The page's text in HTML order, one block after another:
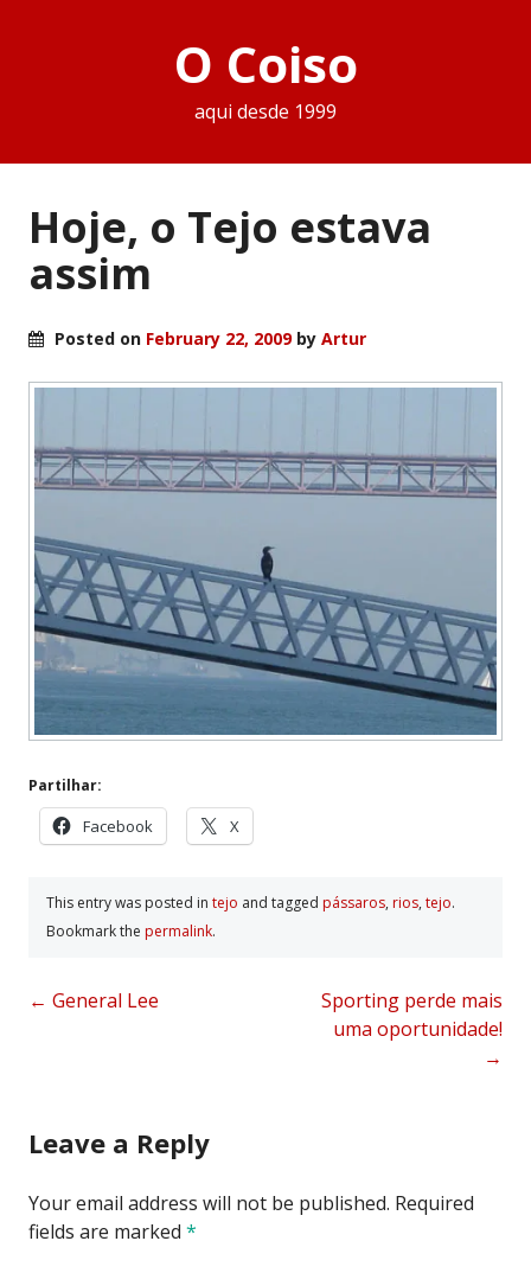
O Coiso
aqui desde 1999
Hoje, o Tejo estava
assim
Posted on February 22, 2009by Artur
Partilhar:
Facebook X
This entry was posted in tejo and tagged pássaros, rios, tejo.
Bookmark the permalink.
Post
← General Lee
Sporting perde mais
uma oportunidade!
→
Leave a Reply
Your email address will not be published. Required
fields are marked *